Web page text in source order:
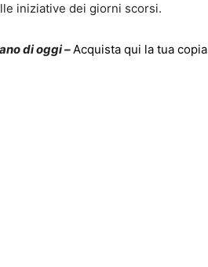
iniziative dei giorni scorsi.
di oggi –Acquista qui la tua copia